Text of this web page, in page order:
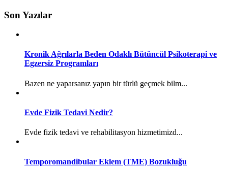
Son Yazılar
Kronik Ağrılarla Beden Odaklı Bütüncül Psikoterapi ve
Egzersiz Programları
Bazen ne yaparsanız yapın bir türlü geçmek bilm...
Evde Fizik Tedavi Nedir?
Evde fizik tedavi ve rehabilitasyon hizmetimizd...
Temporomandibular Eklem (TME) Bozukluğu